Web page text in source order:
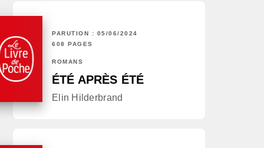
PARUTION : 05/06/2024
608 PAGES
ROMANS
ÉTÉ APRÈS ÉTÉ
Elin Hilderbrand